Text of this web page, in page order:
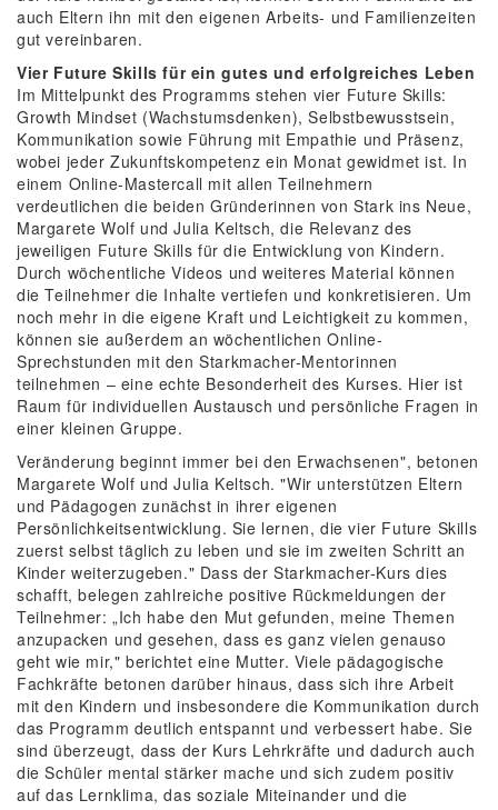
auch Eltern ihn mit den eigenen Arbeits- und Familienzeiten
gut vereinbaren.
Vier Future Skills für ein gutes und erfolgreiches Leben
Im Mittelpunkt des Programms stehen vier Future Skills:
Growth Mindset (Wachstumsdenken), Selbstbewusstsein,
Kommunikation sowie Führung mit Empathie und Präsenz,
wobei jeder Zukunftskompetenz ein Monat gewidmet ist. In
einem Online-Mastercall mit allen Teilnehmern
verdeutlichen die beiden Gründerinnen von Stark ins Neue,
Margarete Wolf und Julia Keltsch, die Relevanz des
jeweiligen Future Skills für die Entwicklung von Kindern.
Durch wöchentliche Videos und weiteres Material können
die Teilnehmer die Inhalte vertiefen und konkretisieren. Um
noch mehr in die eigene Kraft und Leichtigkeit zu kommen,
können sie außerdem an wöchentlichen Online-
Sprechstunden mit den Starkmacher-Mentorinnen
teilnehmen – eine echte Besonderheit des Kurses. Hier ist
Raum für individuellen Austausch und persönliche Fragen in
einer kleinen Gruppe.
Veränderung beginnt immer bei den Erwachsenen", betonen
Margarete Wolf und Julia Keltsch. "Wir unterstützen Eltern
und Pädagogen zunächst in ihrer eigenen
Persönlichkeitsentwicklung. Sie lernen, die vier Future Skills
zuerst selbst täglich zu leben und sie im zweiten Schritt an
Kinder weiterzugeben." Dass der Starkmacher-Kurs dies
schafft, belegen zahlreiche positive Rückmeldungen der
Teilnehmer: „Ich habe den Mut gefunden, meine Themen
anzupacken und gesehen, dass es ganz vielen genauso
geht wie mir," berichtet eine Mutter. Viele pädagogische
Fachkräfte betonen darüber hinaus, dass sich ihre Arbeit
mit den Kindern und insbesondere die Kommunikation durch
das Programm deutlich entspannt und verbessert habe. Sie
sind überzeugt, dass der Kurs Lehrkräfte und dadurch auch
die Schüler mental stärker mache und sich zudem positiv
auf das Lernklima, das soziale Miteinander und die